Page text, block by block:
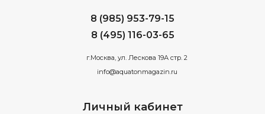
8 (985) 953-79-15
8 (495) 116-03-65
г.Москва, ул. Лескова 19А стр. 2
info@aquatonmagazin.ru
Личный кабинет